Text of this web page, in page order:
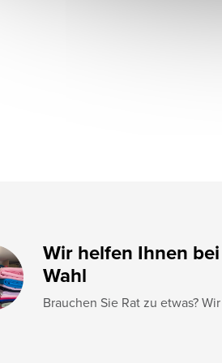
Wir helfen Ihnen
Wahl
Brauchen Sie Rat zu etwas?